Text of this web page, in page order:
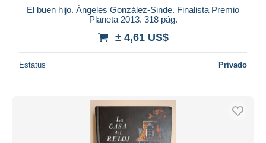
iDeal
Maestro
Residencia del vendedor
El buen hijo. Ángeles González-Sinde. Finalista Premio
Planeta 2013. 318 pág.
± 4,61 US$
Estatus Privado